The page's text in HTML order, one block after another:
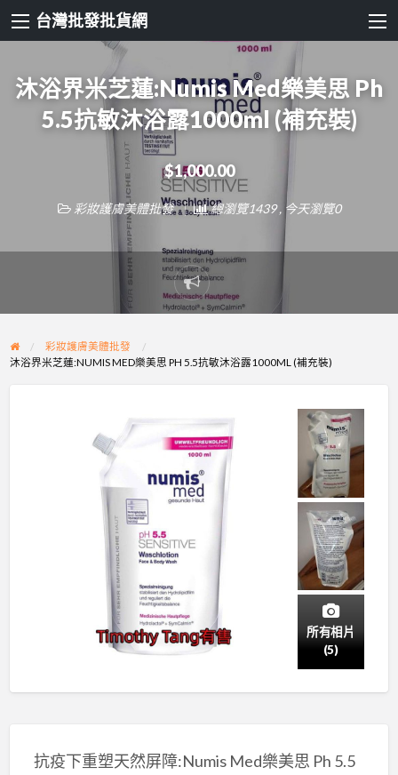
台灣批發批貨網
沐浴界米芝蓮:Numis Med樂美思 Ph
5.5抗敏沐浴露1000ml (補充裝)
$1,000.00
彩妝護膚美體批發 總瀏覽1439 , 今天瀏覽0
Report
problem
彩妝護膚美體批發
沐浴界米芝蓮:NUMIS MED樂美思 PH 5.5抗敏沐浴露1000ML (補充裝)
所有相片
(5)
抗疫下重塑天然屏障:Numis Med樂美思 Ph 5.5